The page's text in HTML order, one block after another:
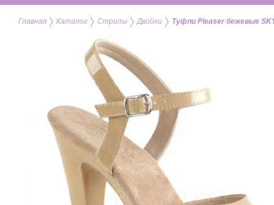
Главная Каталог Стрипы Двойки Туфли Pleaser бежевые